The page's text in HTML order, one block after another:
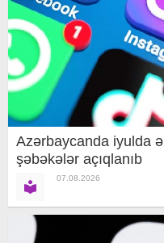
Azərbaycanda iyulda
şəbəkələr açıqlanıb
07.08.2026